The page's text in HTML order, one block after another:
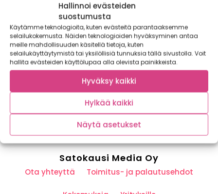
Hallinnoi evästeiden
suostumusta
Käytämme teknologioita, kuten evästeitä parantaaksemme
selailukokemusta. Näiden teknologioiden hyväksyminen antaa
meille mahdollisuuden käsitellä tietoja, kuten
selailukäyttäytymistä tai yksilöllisiä tunnuksia tällä sivustolla. Voit
hallita evästeiden käyttölupaa alla olevista painikkeista.
Hyväksy kaikki
Hylkää kaikki
Näytä asetukset
Tilaa kasvispitoinen uutiskirje
Satokausi Media Oy
Ota yhteyttä Toimitus- ja palautusehdot